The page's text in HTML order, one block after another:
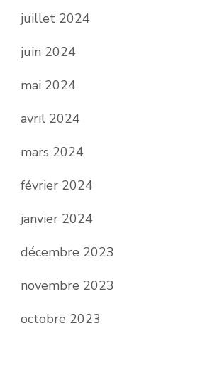
juillet 2024
juin 2024
mai 2024
avril 2024
mars 2024
février 2024
janvier 2024
décembre 2023
novembre 2023
octobre 2023